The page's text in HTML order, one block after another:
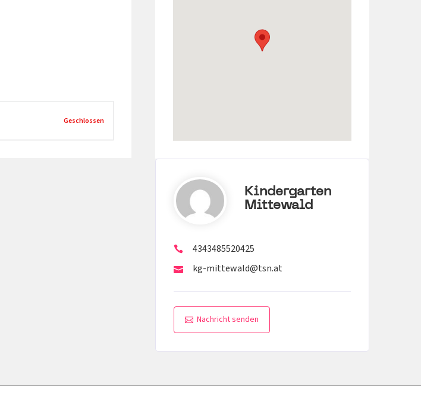
Geschlossen
Kindergarten
Mittewald
4343485520425
kg-mittewald@tsn.at
Nachricht senden